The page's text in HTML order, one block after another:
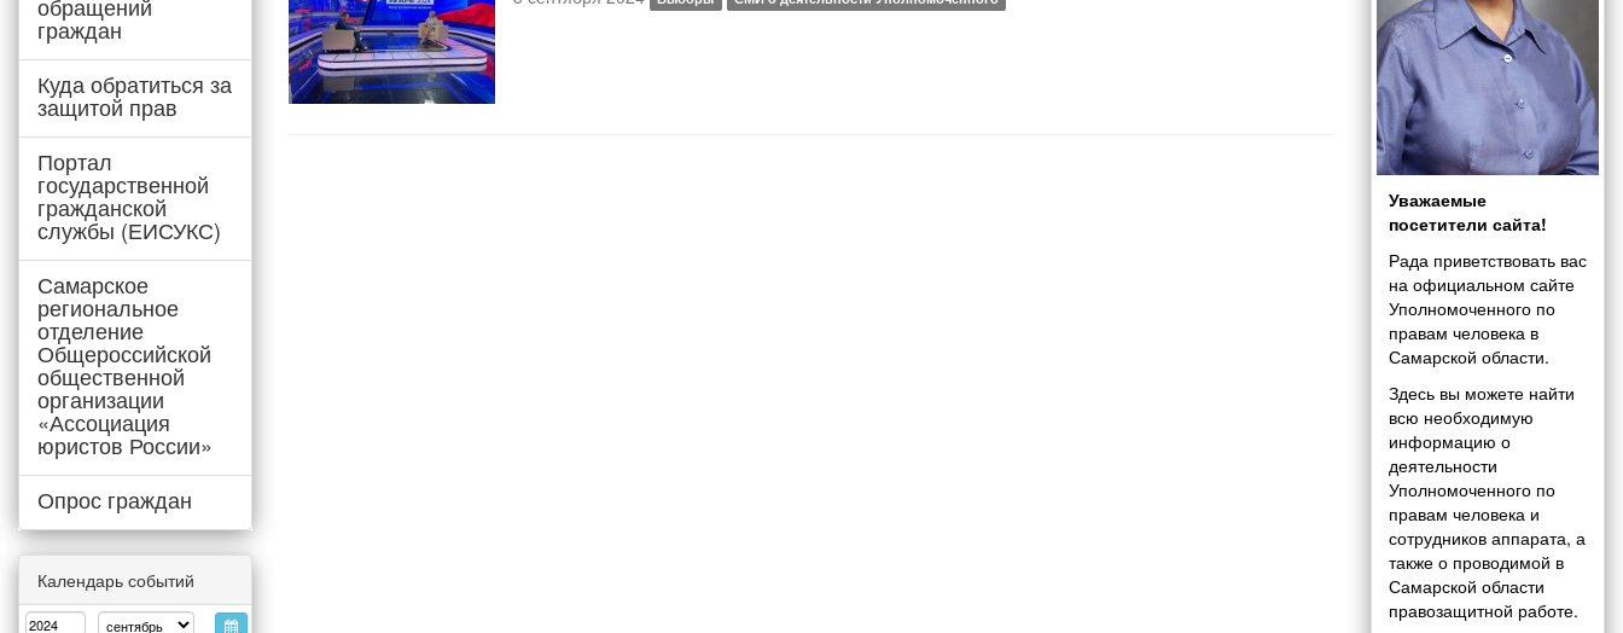
граждан
Куда обратиться за
защитой прав
Портал
государственной
гражданской
службы (ЕИСУКС)
Самарское
региональное
отделение
Общероссийской
общественной
организации
«Ассоциация
юристов России»
Опрос граждан
Календарь событий
Уважаемые
посетители сайта!
Рада приветствовать вас
на официальном сайте
Уполномоченного по
правам человека в
Самарской области.
Здесь вы можете найти
всю необходимую
информацию о
деятельности
Уполномоченного по
правам человека и
сотрудников аппарата, а
также о проводимой в
Самарской области
правозащитной работе.